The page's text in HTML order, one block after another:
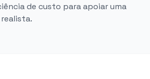
de custo para apoiar uma